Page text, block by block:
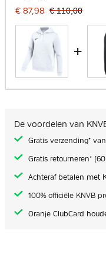
€ 87,98 € 110,00
+
De voordelen van
Gratis verzending*
Gratis retourneren*
Achteraf betalen met
100% officiële KNVB
Oranje ClubCard